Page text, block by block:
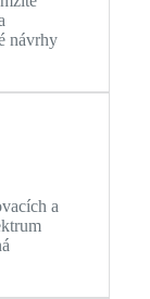
návrhy
a